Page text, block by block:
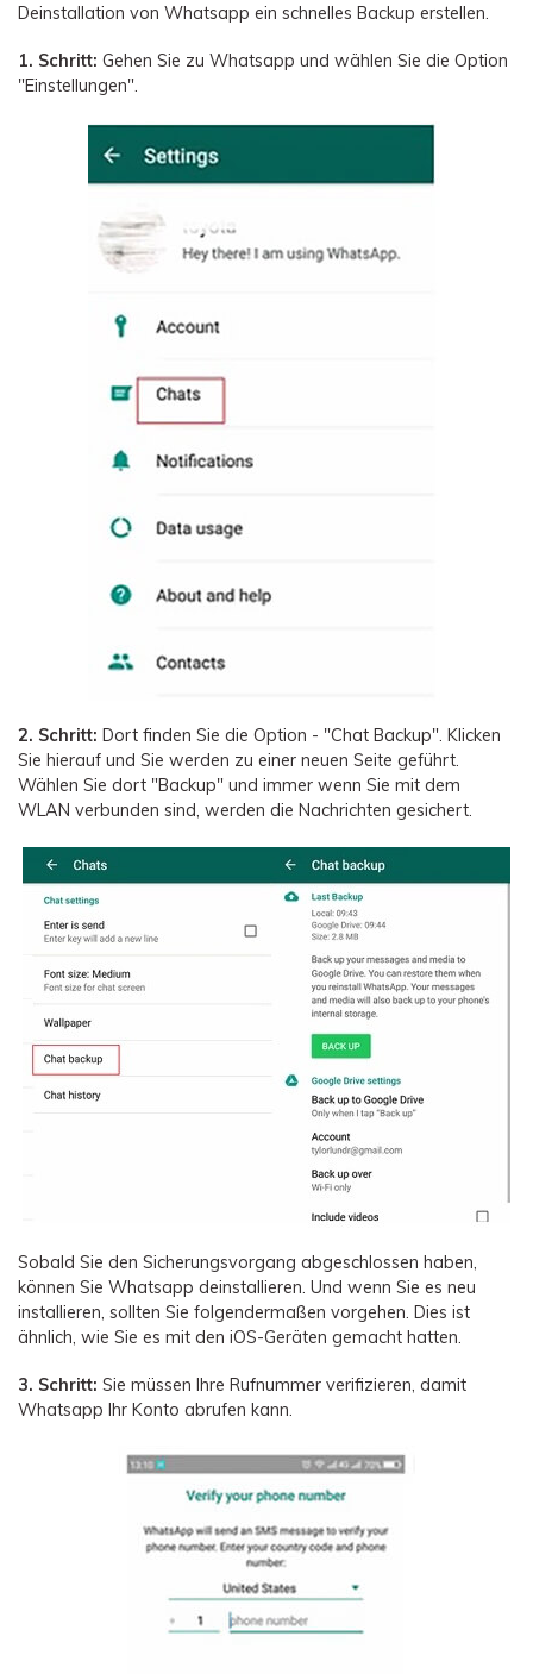
Deinstallation von Whatsapp ein schnelles Backup erstellen.
1. Schritt: Gehen Sie zu Whatsapp und wählen Sie die Option
"Einstellungen".
2. Schritt: Dort finden Sie die Option - "Chat Backup". Klicken
Sie hierauf und Sie werden zu einer neuen Seite geführt.
Wählen Sie dort "Backup" und immer wenn Sie mit dem
WLAN verbunden sind, werden die Nachrichten gesichert.
Sobald Sie den Sicherungsvorgang abgeschlossen haben,
können Sie Whatsapp deinstallieren. Und wenn Sie es neu
installieren, sollten Sie folgendermaßen vorgehen. Dies ist
ähnlich, wie Sie es mit den iOS-Geräten gemacht hatten.
3. Schritt: Sie müssen Ihre Rufnummer verifizieren, damit
Whatsapp Ihr Konto abrufen kann.